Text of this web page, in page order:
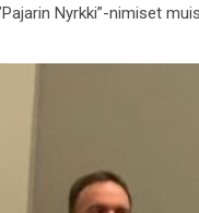
Pajarin Nyrkki”-nimiset